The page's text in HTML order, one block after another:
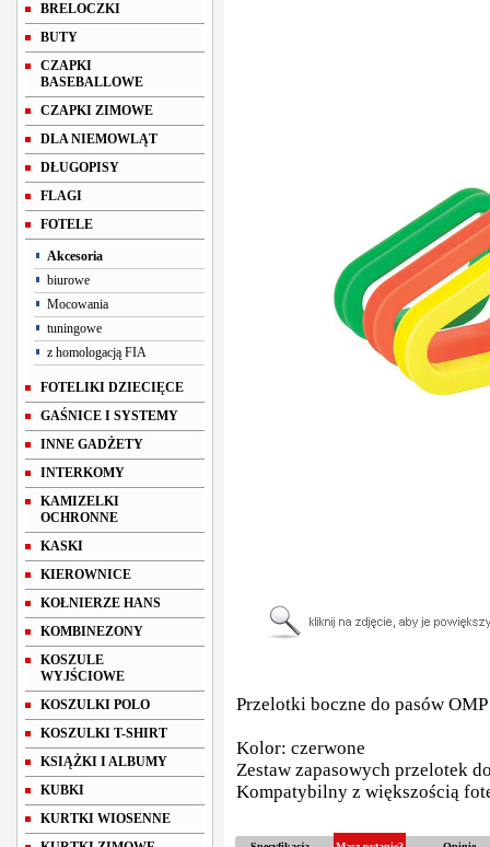
BRELOCZKI
BUTY
CZAPKI
BASEBALLOWE
CZAPKI ZIMOWE
DLA NIEMOWLĄT
DŁUGOPISY
FLAGI
FOTELE
Akcesoria
biurowe
Mocowania
tuningowe
z homologacją FIA
FOTELIKI DZIECIĘCE
GAŚNICE I SYSTEMY
INNE GADŻETY
INTERKOMY
KAMIZELKI
OCHRONNE
KASKI
KIEROWNICE
KOŁNIERZE HANS
KOMBINEZONY
KOSZULE
WYJŚCIOWE
KOSZULKI POLO
KOSZULKI T-SHIRT
KSIĄŻKI I ALBUMY
KUBKI
KURTKI WIOSENNE
Przelotki boczne do pasów OMP
Kolor: czerwone
Zestaw zapasowych przelotek
Kompatybilny z większością